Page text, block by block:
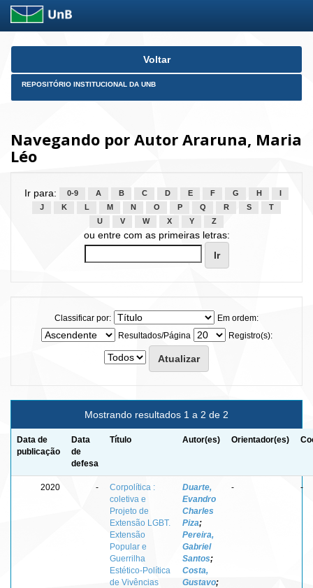
Skip
Voltar
REPOSITÓRIO INSTITUCIONAL DA UNB
Navegando por Autor Araruna, Maria
Léo
Ir para: 0-9 A B C D E F G H
J
K L M N O P Q R S
T
U
V W X Y Z
ou entre com as primeiras letras:
Classificar por:
Em ordem:
Resultados/Página
Registro(s):
Mostrando resultados 1 a 2 de 2
Data de
publicação
Data
de
defesa
Título Autor(es) Orientador(es)
2020 -
Corpolítica :
coletiva e
Projeto de
Extensão LGBT.
Extensão
Popular e
Guerrilha
Estético-Política
de Vivências
Duarte,
Evandro
Charles
Piza;
Pereira,
Gabriel
Santos;
Costa,
Gustavo;
- -